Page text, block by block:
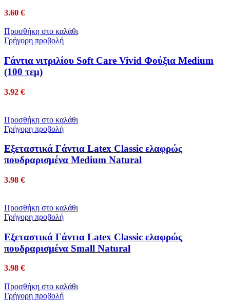
3.60 €
Προσθήκη στο καλάθι
Γρήγορη προβολή
Γάντια νιτριλίου Soft Care Vivid Φούξια Medium
(100 τεμ)
3.92 €
Προσθήκη στο καλάθι
Γρήγορη προβολή
Εξεταστικά Γάντια Latex Classic ελαφρώς
πουδραρισμένα Medium Natural
3.98 €
Προσθήκη στο καλάθι
Γρήγορη προβολή
Εξεταστικά Γάντια Latex Classic ελαφρώς
πουδραρισμένα Small Natural
3.98 €
Προσθήκη στο καλάθι
Γρήγορη προβολή